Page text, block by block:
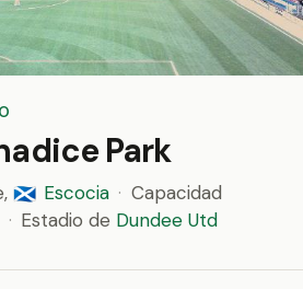
Park
🏴󠁧󠁢󠁳󠁣󠁴󠁿 Escocia · Capacidad
· Estadio de Dundee Utd